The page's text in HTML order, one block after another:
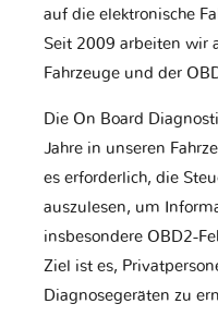
auf die elektronische
Seit 2009 arbeiten wir
Fahrzeuge und der
Die On Board
Jahre in unseren
es erforderlich, die
auszulesen, um
insbesondere OBD2-
Ziel ist es,
Diagnosegeräten zu